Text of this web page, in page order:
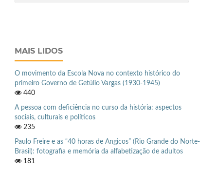
MAIS LIDOS
O movimento da Escola Nova no contexto histórico do
primeiro Governo de Getúlio Vargas (1930-1945)
440
A pessoa com deficiência no curso da história: aspectos
sociais, culturais e políticos
235
Paulo Freire e as “40 horas de Angicos” (Rio Grande do Norte-
Brasil): fotografia e memória da alfabetização de adultos
181